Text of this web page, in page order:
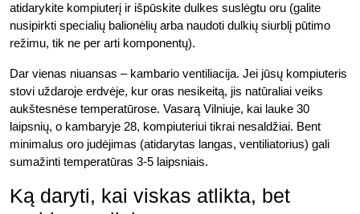
atidarykite kompiuterį ir išpūskite dulkes suslėgtu oru (galite
nusipirkti specialių balionėlių arba naudoti dulkių siurblį pūtimo
režimu, tik ne per arti komponentų).
Dar vienas niuansas – kambario ventiliacija. Jei jūsų kompiuteris
stovi uždaroje erdvėje, kur oras nesikeitą, jis natūraliai veiks
aukštesnėse temperatūrose. Vasarą Vilniuje, kai lauke 30
laipsnių, o kambaryje 28, kompiuteriui tikrai nesaldžiai. Bent
minimalus oro judėjimas (atidarytas langas, ventiliatorius) gali
sumažinti temperatūras 3-5 laipsniais.
Ką daryti, kai viskas atlikta, bet